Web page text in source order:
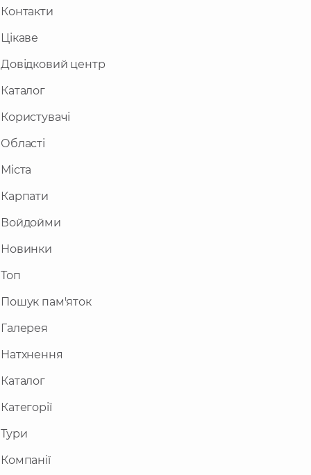
Контакти
Цікаве
Довідковий центр
Каталог
Користувачі
Області
Міста
Карпати
Войдойми
Новинки
Топ
Пошук пам'яток
Галерея
Натхнення
Каталог
Категорії
Тури
Компанії